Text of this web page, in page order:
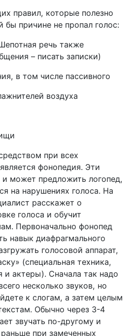
правил, которые полезно
бы причине не пропал голос:
речь также
– писать записки)
в том числе пассивного
воздуха
при всех
фонопедия. Эти
и может предложить логопед,
на нарушениях голоса. На
расскажет о
голоса и обучит
Первоначально фонопед
навык диафрагмального
голосовой аппарат,
(специальная техника,
и актеры). Сначала так надо
несколько звуков, но
к слогам, а затем целым
Обычно через 3-4
звучать по-другому и
при замеченных